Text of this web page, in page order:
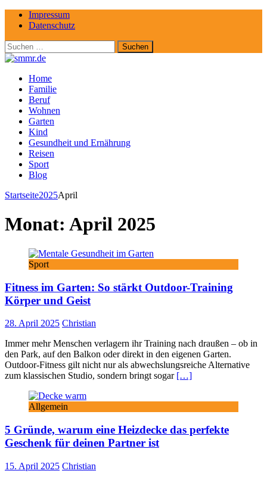
Impressum
Datenschutz
Suchen
nach:
Home
Familie
Beruf
Wohnen
Garten
Kind
Gesundheit und Ernährung
Reisen
Sport
Blog
Startseite2025April
Monat: April 2025
Sport
Fitness im Garten: So stärkt Outdoor-Training
Körper und Geist
28. April 2025 Christian
Immer mehr Menschen verlagern ihr Training nach draußen – ob in
den Park, auf den Balkon oder direkt in den eigenen Garten.
Outdoor-Fitness gilt nicht nur als abwechslungsreiche Alternative
zum klassischen Studio, sondern bringt sogar […]
Allgemein
5 Gründe, warum eine Heizdecke das perfekte
Geschenk für deinen Partner ist
15. April 2025 Christian